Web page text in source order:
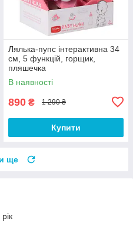
Лялька-пупс інтерактивна 34
см, 5 функцій, горщик,
пляшечка
В наявності
890 ₴ 1 290 ₴
Купити
ще